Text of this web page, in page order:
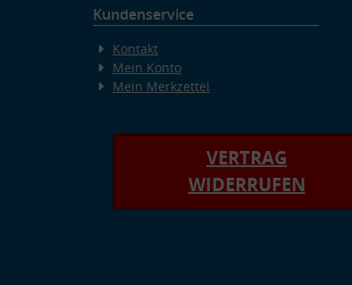
Kundenservice
Kontakt
Mein Konto
Mein Merkzettel
VERTRAG
WIDERRUFEN